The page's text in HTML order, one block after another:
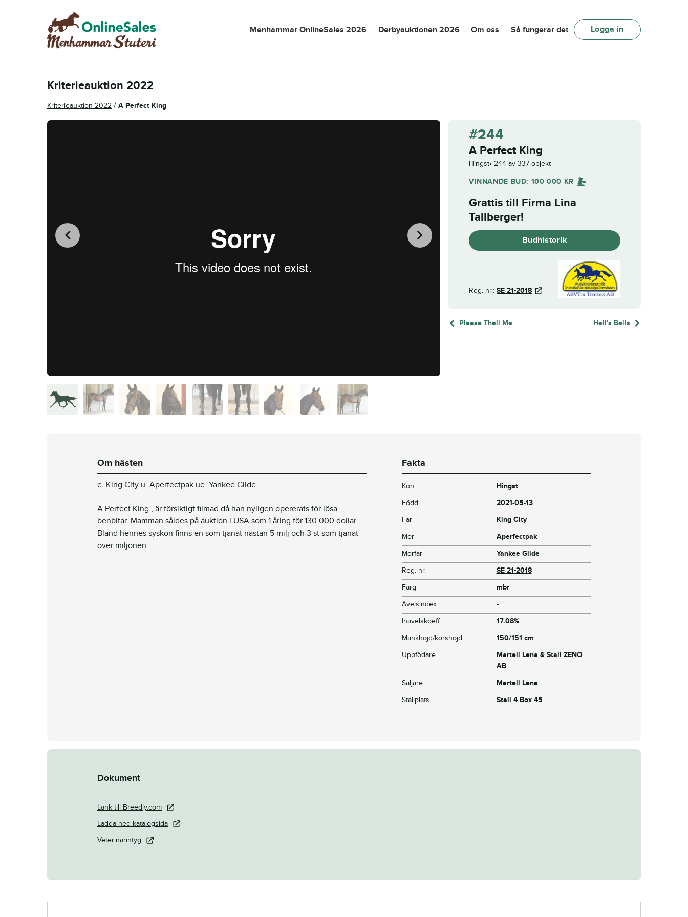
Hoppa
till
navigering
Hoppa
till
innehåll
Menhammar OnlineSales 2026 Derbyauktionen 2026 Om oss Så fungerar det Logga in
Kriterieauktion 2022
Kriterieauktion 2022 / A Perfect King
#244
A Perfect King
Hingst 244 av 337 objekt
VINNANDE BUD: 100 000 KR
Grattis till Firma Lina
Tallberger!
Budhistorik
Reg. nr.: SE 21-2018
Please Thell Me Hell's Bells
Om hästen
e. King City u. Aperfectpak ue. Yankee Glide
A Perfect King , är försiktigt filmad då han nyligen opererats för lösa
benbitar. Mamman såldes på auktion i USA som 1 åring för 130.000 dollar.
Bland hennes syskon finns en som tjänat nästan 5 milj och 3 st som tjänat
över miljonen.
Fakta
Kön
Hingst
Född
2021-05-13
Far
King City
Mor
Aperfectpak
Morfar
Yankee Glide
Reg. nr.
SE 21-2018
Färg
mbr
Avelsindex
-
Inavelskoeff.
17.08%
Mankhöjd/korshöjd
150/151 cm
Uppfödare
Martell Lena & Stall ZENO
AB
Säljare
Martell Lena
Stallplats
Stall 4 Box 45
Dokument
Länk till Breedly.com
Ladda ned katalogsida
Veterinärintyg